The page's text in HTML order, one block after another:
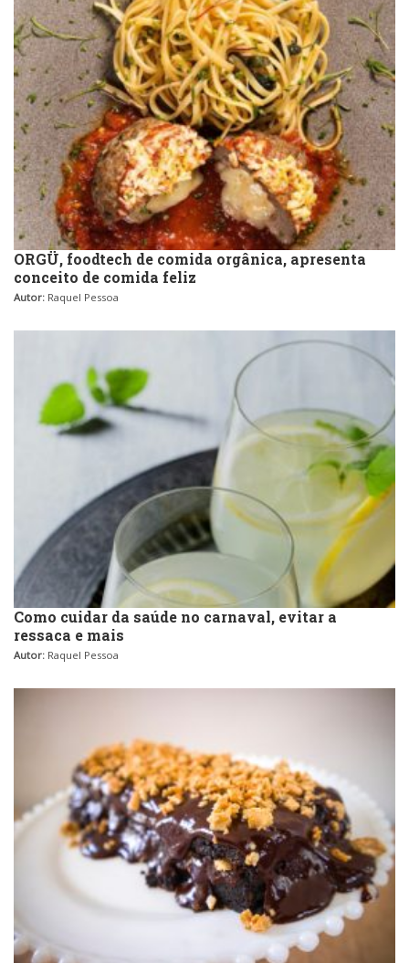
ORGÜ, foodtech de comida orgânica, apresenta
conceito de comida feliz
Autor: Raquel Pessoa
Como cuidar da saúde no carnaval, evitar a
ressaca e mais
Autor: Raquel Pessoa